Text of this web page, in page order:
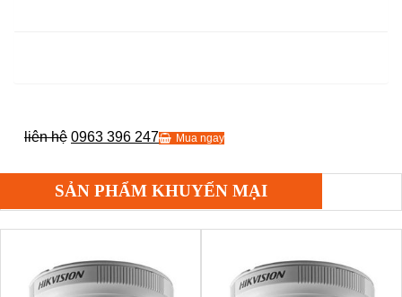
liên hệ 0963 396 247 Mua ngay
SẢN PHẨM KHUYẾN MẠI